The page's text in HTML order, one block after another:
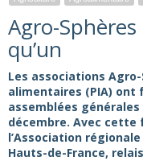
Agro-
qu’un
Les associations
alimentaires (PIA) ont
assemblées
décembre. Avec cette
l’Association
Hauts-de-France,